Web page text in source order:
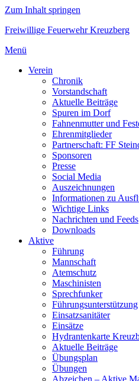
Zum Inhalt springen
Freiwillige Feuerwehr Kreuzberg
Menü
Verein
Chronik
Vorstandschaft
Aktuelle Beiträge
Spuren im Dorf
Fahnenmutter und
Ehrenmitglieder
Partnerschaft: FF
Sponsoren
Presse
Social Media
Auszeichnungen
Informationen zu
Wichtige Links
Nachrichten und Feeds
Downloads
Aktive
Führung
Mannschaft
Atemschutz
Maschinisten
Sprechfunker
Führungsunterstützung
Einsatzsanitäter
Einsätze
Hydrantenkarte
Aktuelle Beiträge
Übungsplan
Übungen
Abzeichen – Aktive